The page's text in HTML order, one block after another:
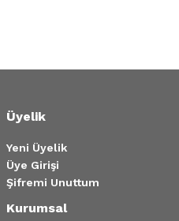
Üyelik
Yeni Üyelik
Üye Girişi
Şifremi Unuttum
Kurumsal